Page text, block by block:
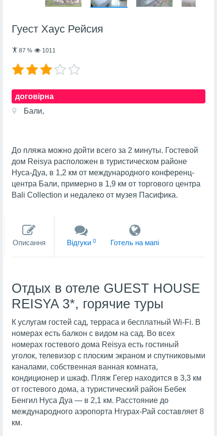
Гуест Хаус Рейсия
87 % 1011
договірна
Бали,
До пляжа можно дойти всего за 2 минуты. Гостевой
дом Reisya расположен в туристическом районе
Нуса-Дуа, в 1,2 км от международного конференц-
центра Бали, примерно в 1,9 км от торгового центра
Bali Collection и недалеко от музея Пасифика.
Описання Вiдгуки 0 Готель на мапi
Отдых в отеле GUEST HOUSE
REISYA 3*, горячие туры
К услугам гостей сад, терраса и бесплатный Wi-Fi. В
номерах есть балкон с видом на сад. Во всех
номерах гостевого дома Reisya есть гостиный
уголок, телевизор с плоским экраном и спутниковыми
каналами, собственная ванная комната,
кондиционер и шкаф. Пляж Гегер находится в 3,3 км
от гостевого дома, а туристический район Бебек
Бенгил Нуса Дуа — в 2,1 км. Расстояние до
международного аэропорта Нгурах-Рай составляет 8
км.